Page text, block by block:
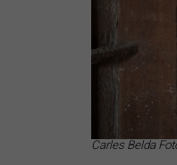
Carles Belda